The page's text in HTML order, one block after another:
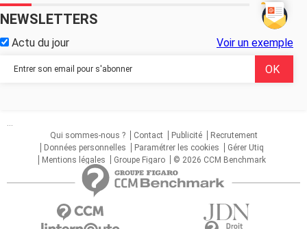
NEWSLETTERS
Actu du jour Voir un exemple
...
Qui sommes-nous ?
Contact Publicité
Recrutement
Données personnelles
Paramétrer les cookies
Gérer Utiq
Mentions légales
Groupe Figaro © 2026 CCM Benchmark